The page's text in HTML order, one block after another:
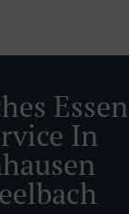
Essen
In